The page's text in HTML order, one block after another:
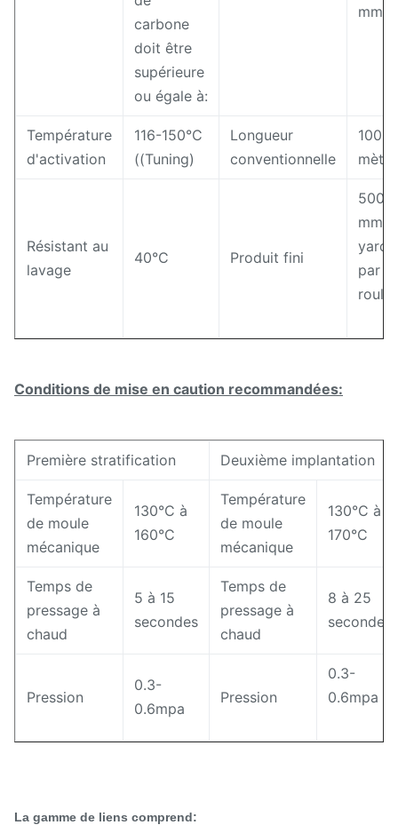
carbone
doit être
supérieure
ou égale à:
mm
Température
d'activation
116-150°C
((Tuning)
Longueur
conventionnelle
100
Résistant au
lavage
40°C Produit fini
500
yards
par
Conditions de mise en caution recommandées:
Première stratification Deuxième implantation
Température
de moule
mécanique
130°C à
160°C
Température
de moule
mécanique
130°C à
170°C
Temps de
pressage à
chaud
5 à 15
secondes
Temps de
pressage à
chaud
8 à 25
secondes
Pression
0.3-
0.6mpa
Pression
0.3-
0.6mpa
La gamme de liens comprend: